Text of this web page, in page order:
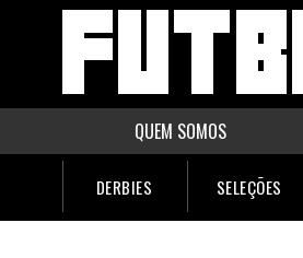
QUEM SOMOS
DERBIES SELEÇÕES